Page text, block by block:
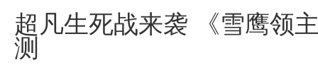
超凡生死战来袭 《雪鹰领
测